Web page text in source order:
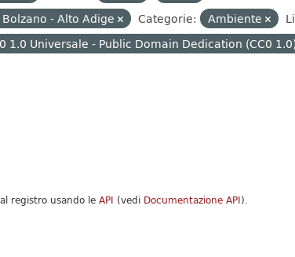
- Alto Adige
Categorie: Ambiente
1.0 Universale - Public Domain Dedication (CC0
registro usando le API (vedi Documentazione API).